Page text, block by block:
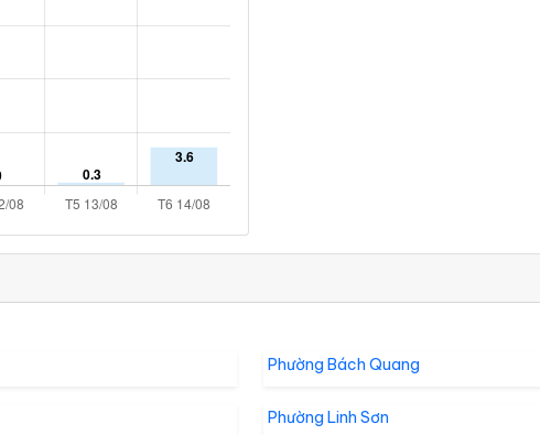
Phường Bách Quang
Phường Linh Sơn